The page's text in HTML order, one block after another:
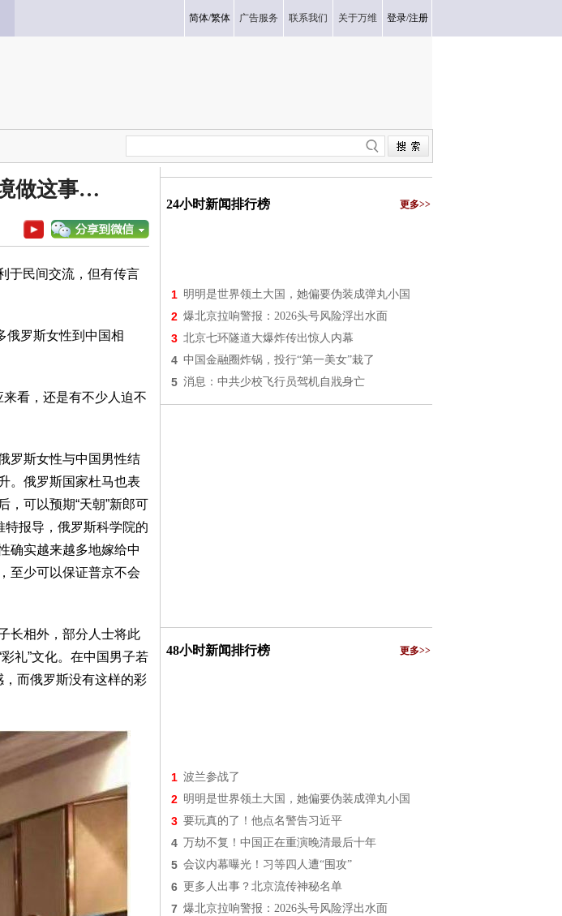
简体/繁体 广告服务 联系我们 关于万维 登录/注册
做这事…
于民间交流，但有传言
俄罗斯女性到中国相
看，还是有不少人迫不
罗斯女性与中国男性结
。俄罗斯国家杜马也表
，可以预期“天朝”新郎可
报导，俄罗斯科学院的
确实越来越多地嫁给中
至少可以保证普京不会
长相外，部分人士将此
礼”文化。在中国男子若
而俄罗斯没有这样的彩
24小时新闻排行榜 更多>>
1 明明是世界领土大国，她偏要伪装成弹丸小国
2 爆北京拉响警报：2026头号风险浮出水面
3 北京七环隧道大爆炸传出惊人内幕
4 中国金融圈炸锅，投行“第一美女”栽了
5 消息：中共少校飞行员驾机自戕身亡
48小时新闻排行榜 更多>>
1 波兰参战了
2 明明是世界领土大国，她偏要伪装成弹丸小国
3 要玩真的了！他点名警告习近平
4 万劫不复！中国正在重演晚清最后十年
5 会议内幕曝光！习等四人遭“围攻”
6 更多人出事？北京流传神秘名单
7 爆北京拉响警报：2026头号风险浮出水面